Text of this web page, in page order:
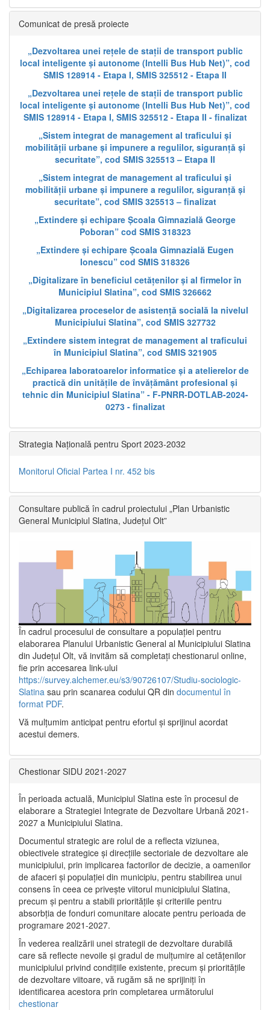
Comunicat de presă proiecte
„Dezvoltarea unei rețele de stații de transport public
local inteligente și autonome (Intelli Bus Hub Net)”, cod
SMIS 128914 - Etapa I, SMIS 325512 - Etapa II
„Dezvoltarea unei rețele de stații de transport public
local inteligente și autonome (Intelli Bus Hub Net)”, cod
SMIS 128914 - Etapa I, SMIS 325512 - Etapa II - finalizat
„Sistem integrat de management al traficului și
mobilității urbane și impunere a regulilor, siguranță și
securitate”, cod SMIS 325513 – Etapa II
„Sistem integrat de management al traficului și
mobilității urbane și impunere a regulilor, siguranță și
securitate”, cod SMIS 325513 – finalizat
„Extindere și echipare Școala Gimnazială George
Poboran” cod SMIS 318323
„Extindere și echipare Școala Gimnazială Eugen
Ionescu” cod SMIS 318326
„Digitalizare în beneficiul cetățenilor și al firmelor în
Municipiul Slatina”, cod SMIS 326662
„Digitalizarea proceselor de asistență socială la nivelul
Municipiului Slatina”, cod SMIS 327732
„Extindere sistem integrat de management al traficului
în Municipiul Slatina”, cod SMIS 321905
„Echiparea laboratoarelor informatice și a atelierelor de
practică din unitățile de învățământ profesional și
tehnic din Municipiul Slatina” - F-PNRR-DOTLAB-2024-
0273 - finalizat
Strategia Națională pentru Sport 2023-2032
Monitorul Oficial Partea I nr. 452 bis
Consultare publică în cadrul proiectului „Plan Urbanistic
General Municipiul Slatina, Județul Olt”
În cadrul procesului de consultare a populaţiei pentru
elaborarea Planului Urbanistic General al Municipiului Slatina
din Județul Olt, vă invităm să completați chestionarul online,
fie prin accesarea link-ului
https://survey.alchemer.eu/s3/90726107/Studiu-sociologic-
Slatina sau prin scanarea codului QR din documentul în
format PDF.
Vă mulţumim anticipat pentru efortul şi sprijinul acordat
acestui demers.
Chestionar SIDU 2021-2027
În perioada actuală, Municipiul Slatina este în procesul de
elaborare a Strategiei Integrate de Dezvoltare Urbană 2021‐
2027 a Municipiului Slatina.
Documentul strategic are rolul de a reflecta viziunea,
obiectivele strategice și direcțiile sectoriale de dezvoltare ale
municipiului, prin implicarea factorilor de decizie, a oamenilor
de afaceri și populației din municipiu, pentru stabilirea unui
consens în ceea ce privește viitorul municipiului Slatina,
precum și pentru a stabili prioritățile și criteriile pentru
absorbția de fonduri comunitare alocate pentru perioada de
programare 2021-2027.
În vederea realizării unei strategii de dezvoltare durabilă
care să reflecte nevoile și gradul de mulțumire al cetățenilor
municipiului privind condițiile existente, precum și prioritățile
de dezvoltare viitoare, vă rugăm să ne sprijiniți în
identificarea acestora prin completarea următorului
chestionar